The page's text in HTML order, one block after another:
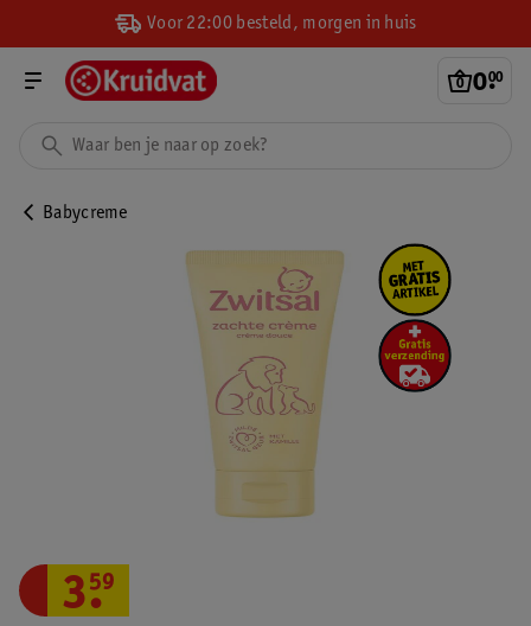
Voor 22:00 besteld, morgen in huis
0.
00
Babycreme
3.
59